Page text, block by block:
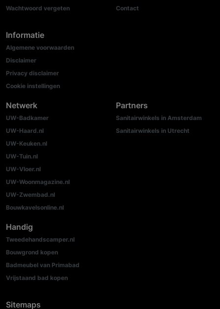
Wachtwoord vergeten
Informatie
Algemene voorwaarden
Disclaimer
Privacy disclaimer
Cookie instellingen
Contact
Netwerk
UW-Badkamer
UW-Haard.nl
UW-Keuken.nl
UW-Tuin.nl
UW-Vloer.nl
UW-Woonmagazine.nl
UW-Zwembad.nl
Bouwkavelsonline.nl
Partners
Sanitairwinkels in Amsterdam
Sanitairwinkels in Utrecht
Handig
Tweedehandscamper.nl
Bouwgrond kopen
Badmeubel van Primabad
Vrijstaand bad kopen
Sitemaps